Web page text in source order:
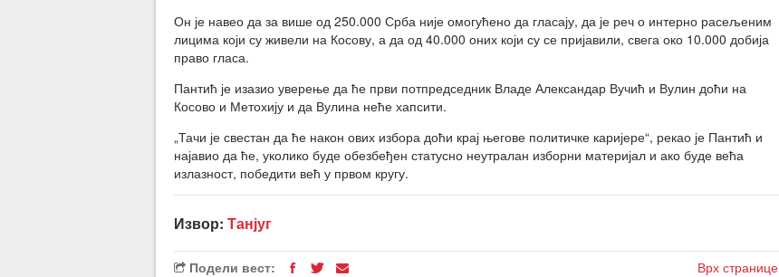
Он је навео да за више од 250.000 Срба није омогућено да гласају, да је реч о интерно расељеним
лицима који су живели на Косову, а да од 40.000 оних који су се пријавили, свега око 10.000 добија
право гласа.
Пантић је изазио уверење да ће први потпредседник Владе Александар Вучић и Вулин доћи на
Косово и Метохију и да Вулина неће хапсити.
„Тачи је свестан да ће након ових избора доћи крај његове политичке каријере“, рекао је Пантић и
најавио да ће, уколико буде обезбеђен статусно неутралан изборни материјал и ако буде већа
излазност, победити већ у првом кругу.
Извор: Танјуг
Подели вест: Врх странице